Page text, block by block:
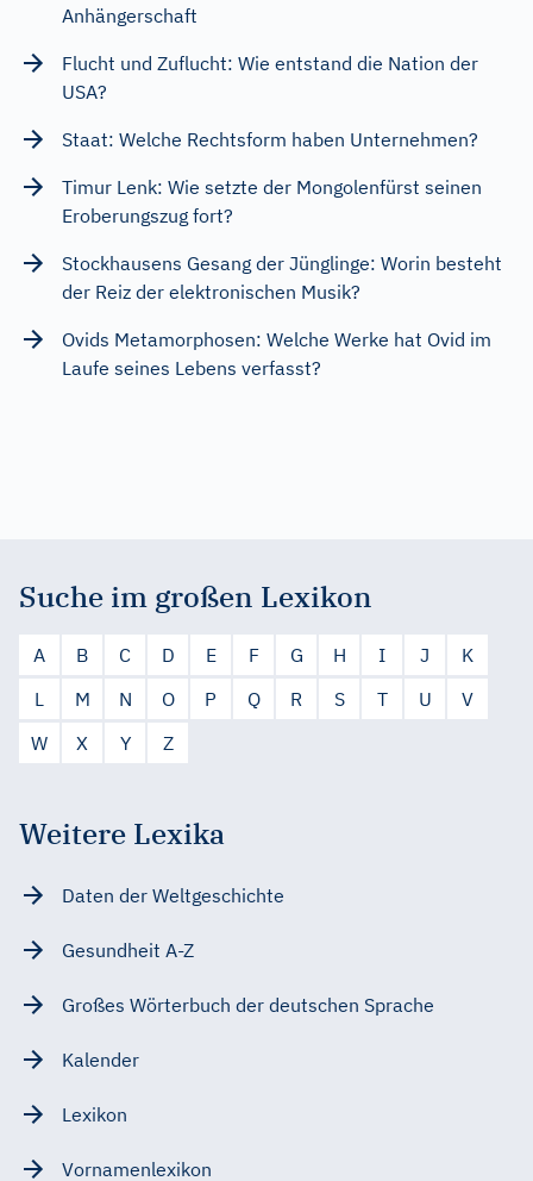
Anhängerschaft
Flucht und Zuflucht: Wie entstand die Nation der
USA?
Staat: Welche Rechtsform haben Unternehmen?
Timur Lenk: Wie setzte der Mongolenfürst seinen
Eroberungszug fort?
Stockhausens Gesang der Jünglinge: Worin besteht
der Reiz der elektronischen Musik?
Ovids Metamorphosen: Welche Werke hat Ovid im
Laufe seines Lebens verfasst?
Suche im großen Lexikon
A B C D E F G H I J
K
L
M N O P Q R S T U
V
W
X Y Z
Weitere Lexika
Daten der Weltgeschichte
Gesundheit A-Z
Großes Wörterbuch der deutschen Sprache
Kalender
Lexikon
Vornamenlexikon